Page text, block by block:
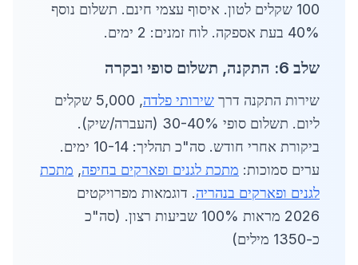
100 שקלים לטון. איסוף עצמי חינם. תשלום נוסף
40% בעת אספקה. לוח זמנים: 2 ימים.
שלב 6: התקנה, תשלום סופי ובקרה
שירות התקנה דרך שירותי פלדה
, 5,000 שקלים
ליום. תשלום סופי 30-40% (העברה/שיק).
ביקורת אחרי חודש. סה"כ תהליך: 10-14 ימים.
ערים סמוכות: מתכת לגנים ופארקים בחיפה, מתכת
לגנים ופארקים בנהריה. דוגמאות מפרויקטים
2026 מראות 100% שביעות רצון. (סה"כ
כ-1350 מילים)